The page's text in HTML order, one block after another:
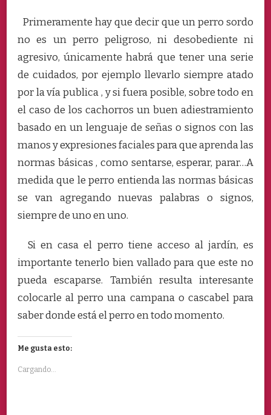
Primeramente hay que decir que un perro sordo
no es un perro peligroso, ni desobediente ni
agresivo, únicamente habrá que tener una serie
de cuidados, por ejemplo llevarlo siempre atado
por la vía publica , y si fuera posible, sobre todo en
el caso de los cachorros un buen adiestramiento
basado en un lenguaje de señas o signos con las
manos y expresiones faciales para que aprenda las
normas básicas , como sentarse, esperar, parar…A
medida que le perro entienda las normas básicas
se van agregando nuevas palabras o signos,
siempre de uno en uno.
Si en casa el perro tiene acceso al jardín, es
importante tenerlo bien vallado para que este no
pueda escaparse. También resulta interesante
colocarle al perro una campana o cascabel para
saber donde está el perro en todo momento.
Me gusta esto:
Cargando...